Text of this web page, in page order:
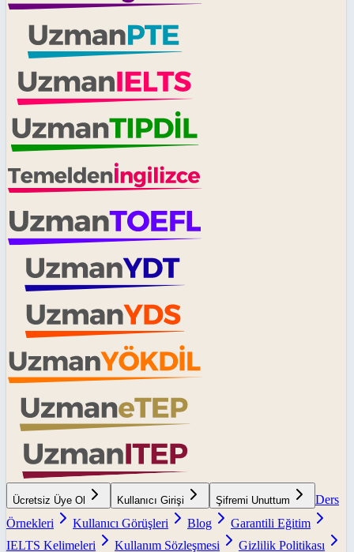
Ücretsiz Üye Ol Kullanıcı Girişi Şifremi Unuttum
Ders
Örnekleri
Kullanıcı Görüşleri Blog
Garantili Eğitim
IELTS Kelimeleri
Kullanım Sözleşmesi
Gizlilik Politikası